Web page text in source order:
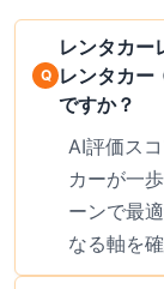
レンタカー
レンタカー
ですか？
AI評価ス
カーが一
ーンで最
なる軸を